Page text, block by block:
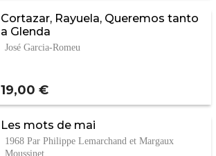
Cortazar, Rayuela, Queremos tanto
a Glenda
José Garcia-Romeu
Prix
19,00 €
Les mots de mai
1968 Par Philippe Lemarchand et Margaux
Moussinet